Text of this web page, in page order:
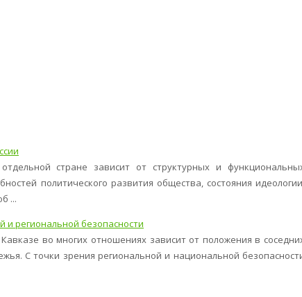
стране зависит от структурных и
политического развития общества, состояния
...
региональной безопасности
во многих отношениях зависит от положения в
С точки зрения региональной и национальной